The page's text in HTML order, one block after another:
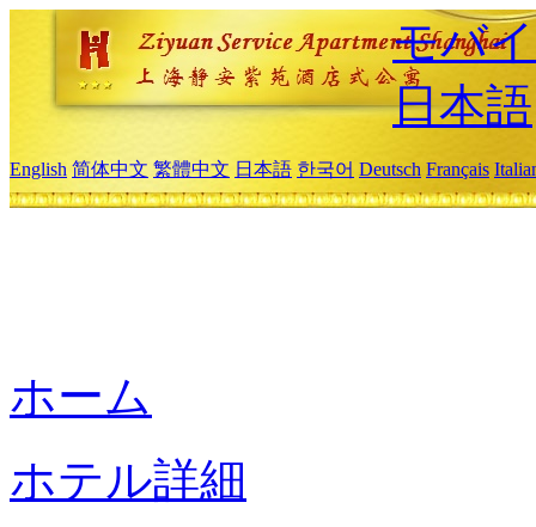
モバ
日本語
English 简体中文 繁體中文 日本語 한국어 Deutsch Français
ホーム
ホテル詳細